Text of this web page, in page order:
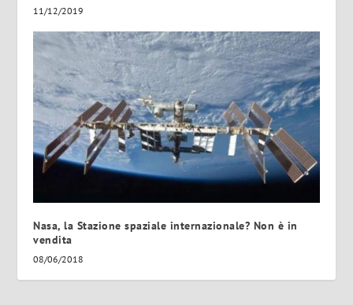
11/12/2019
Nasa, la Stazione spaziale internazionale? Non è in
vendita
08/06/2018